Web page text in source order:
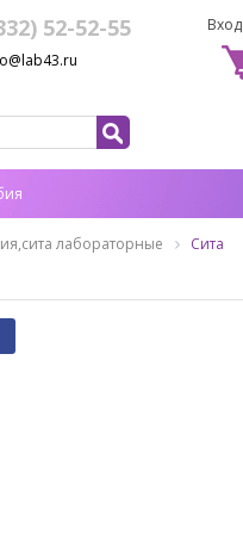
52-52-55 Вход
лабораторные Сита